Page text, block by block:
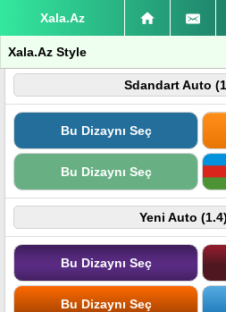
Xala.Az
Xala.Az Style
Sdandart Auto
Bu Dizaynı Seç
Bu Dizaynı Seç
Yeni Auto
Bu Dizaynı Seç
Bu Dizaynı Seç